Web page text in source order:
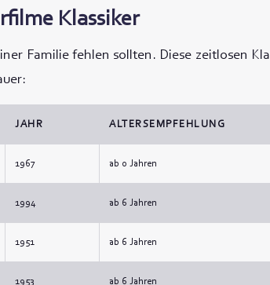
Klassiker
Familie fehlen sollten. Diese zeitlosen
JAHR ALTERSEMPFEHLUNG
1967 ab 0 Jahren
1994 ab 6 Jahren
1951 ab 6 Jahren
1953 ab 6 Jahren